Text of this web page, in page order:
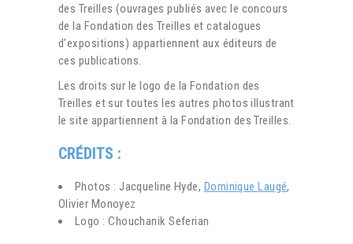
des Treilles (ouvrages publiés avec le concours
de la Fondation des Treilles et catalogues
d’expositions) appartiennent aux éditeurs de
ces publications.
Les droits sur le logo de la Fondation des
Treilles et sur toutes les autres photos illustrant
le site appartiennent à la Fondation des Treilles.
CRÉDITS :
Photos : Jacqueline Hyde, Dominique Laugé,
Olivier Monoyez
Logo : Chouchanik Seferian